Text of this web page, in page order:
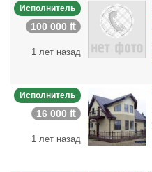
Исполнитель
100 000 ₶
1 лет назад
Исполнитель
16 000 ₶
1 лет назад